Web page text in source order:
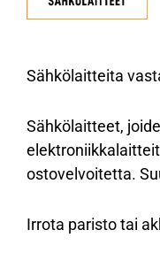
Sähkölaitteita
Sähkölaitteet,
ostovelvoitetta.
Irrota paristo tai